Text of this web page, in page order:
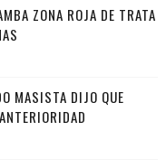
ZONA ROJA DE TRATA
MASISTA DIJO QUE